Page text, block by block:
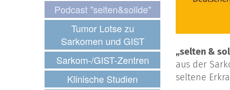
Podcast "selten&solide"
Tumor Lotse zu
Sarkomen und GIST
Sarkom-/GIST-Zentren
Klinische Studien
„selten &
aus der
seltene